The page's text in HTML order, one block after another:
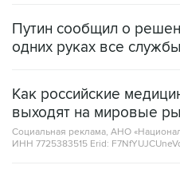
Путин сообщил о
одних руках все
Как российские
выходят на мировые
Социальная реклама, АНО
ИНН 7725383515 Erid: